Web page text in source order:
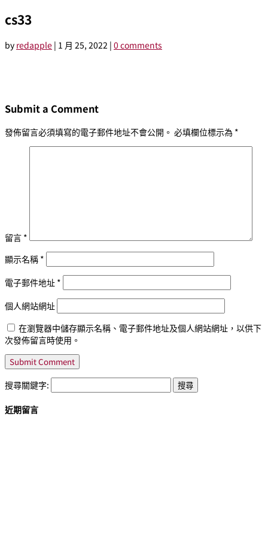
cs33
by redapple | 1 月 25, 2022 | 0 comments
Submit a Comment
發佈留言必須填寫的電子郵件地址不會公開。 必填欄位標示為 *
留言 *
顯示名稱 *
電子郵件地址 *
個人網站網址
在瀏覽器中儲存顯示名稱、電子郵件地址及個人網站網址，以供下
次發佈留言時使用。
搜尋關鍵字:
近期留言